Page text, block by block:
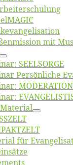
mit
SEELSORGE
Per­sön­li­che
MODERATION
für